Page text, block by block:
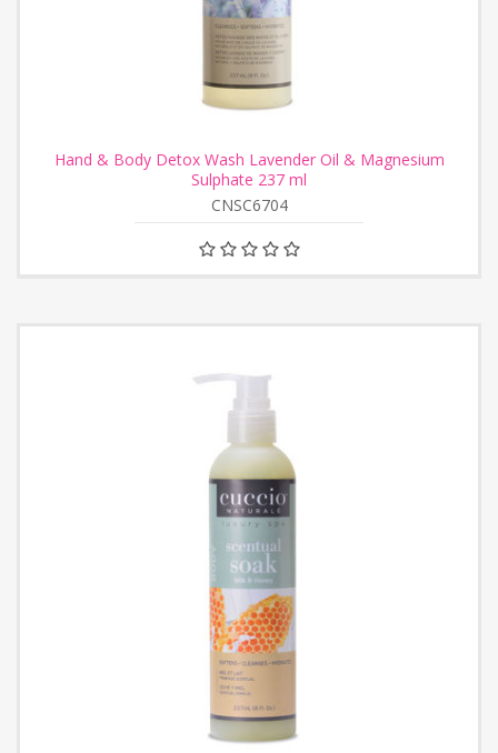
Hand & Body Detox Wash Lavender Oil & Magnesium
Sulphate 237 ml
CNSC6704